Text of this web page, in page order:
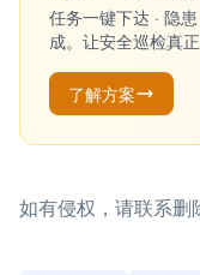
任务一键下达 · 隐
成。让安全巡检真
了解方案
如有侵权，请联系删